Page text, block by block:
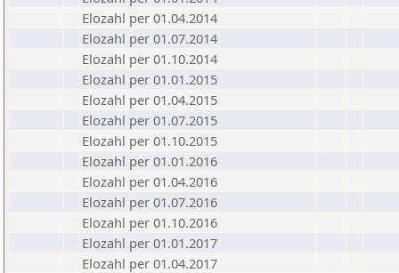
Elozahl per 01.04.2014
Elozahl per 01.07.2014
Elozahl per 01.10.2014
Elozahl per 01.01.2015
Elozahl per 01.04.2015
Elozahl per 01.07.2015
Elozahl per 01.10.2015
Elozahl per 01.01.2016
Elozahl per 01.04.2016
Elozahl per 01.07.2016
Elozahl per 01.10.2016
Elozahl per 01.01.2017
Elozahl per 01.04.2017